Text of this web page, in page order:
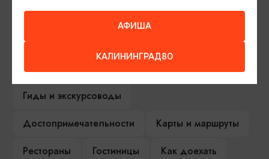
Серебряное ожерелье
Электронная виза
Туры и экскурсии
Сувениры
Гиды и экскурсоводы
Достопримечательности
Карты и маршруты
Рестораны
Гостиницы
Как доехать
АФИША
КАЛИНИНГРАД80